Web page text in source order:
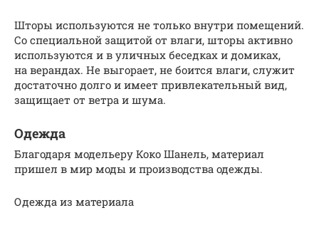
Шторы используются не только внутри помещений.
Со специальной защитой от влаги, шторы активно
используются и в уличных беседках и домиках,
на верандах. Не выгорает, не боится влаги, служит
достаточно долго и имеет привлекательный вид,
защищает от ветра и шума.
Одежда
Благодаря модельеру Коко Шанель, материал
пришел в мир моды и производства одежды.
Одежда из материала